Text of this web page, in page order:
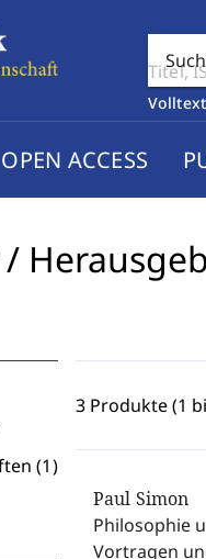
OPEN ACCESS
(1)
3 Produkte (1
Paul Simon
Philosophie
Vortragen